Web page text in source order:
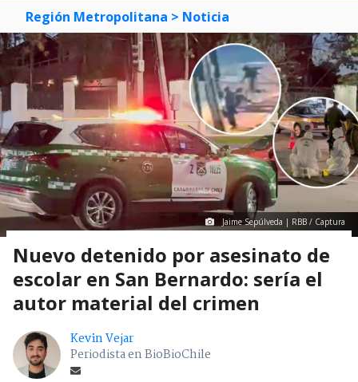
Región Metropolitana > Noticia
Jaime Sepúlveda | RBB / Captura
Nuevo detenido por asesinato de
escolar en San Bernardo: sería el
autor material del crimen
Kevin Vejar
Periodista en BioBioChile